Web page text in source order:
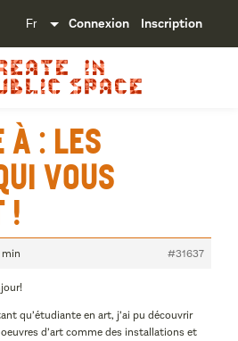
Connexion Inscription
: Les
vous
!
#31637
qu’étudiante en art, j’ai pu découvrir
d’art comme des installations et